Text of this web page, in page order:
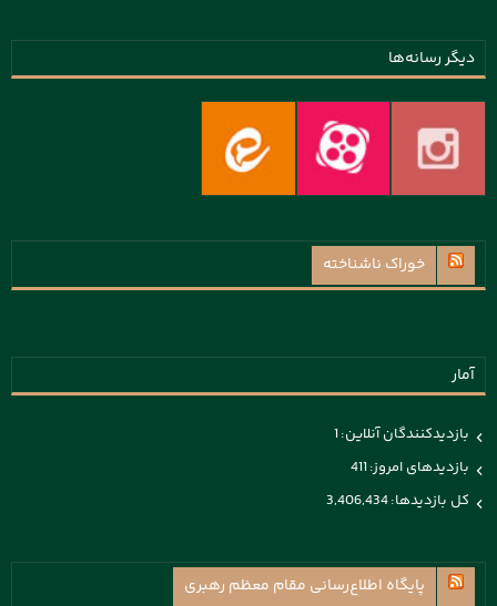
دیگر رسانه‌ها
خوراک ناشناخته
آمار
بازدیدکنندگان آنلاین:1
بازدیدهای امروز:411
کل بازدیدها:3,406,434
پايگاه اطلاع‌رسانی مقام معظم رهبری